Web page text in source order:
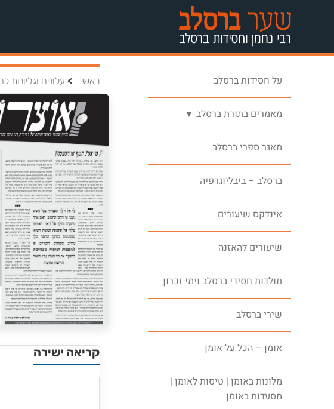
על חסידות ברסלב
מאמרים בתורת ברסלב ▼
מאגר ספרי ברסלב
ברסלב – ביבליוגרפיה
אינדקס שיעורים
שיעורים להאזנה
תולדות חסידי ברסלב וימי זכרון
שירי ברסלב
אומן – הכל על אומן
מלונות באומן | טיסות לאומן |
מסעדות באומן
ראשי > עלונים וגליונות
קריאה ישירה